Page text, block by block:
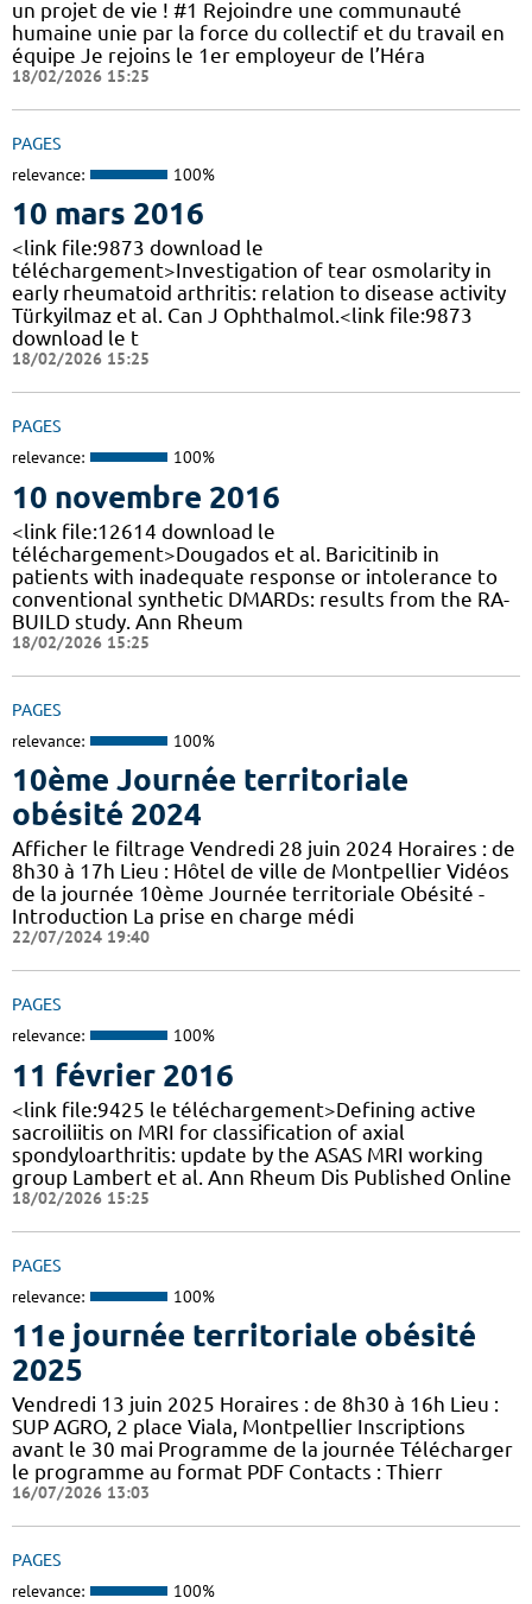
un projet de vie ! #1 Rejoindre une communauté
humaine unie par la force du collectif et du travail en
équipe Je rejoins le 1er employeur de l’Héra
18/02/2026 15:25
PAGES
relevance: 100%
10 mars 2016
<link file:9873 download le
téléchargement>Investigation of tear osmolarity in
early rheumatoid arthritis: relation to disease activity
Türkyilmaz et al. Can J Ophthalmol.<link file:9873
download le t
18/02/2026 15:25
PAGES
relevance: 100%
10 novembre 2016
<link file:12614 download le
téléchargement>Dougados et al. Baricitinib in
patients with inadequate response or intolerance to
conventional synthetic DMARDs: results from the RA-
BUILD study. Ann Rheum
18/02/2026 15:25
PAGES
relevance: 100%
10ème Journée territoriale
obésité 2024
Afficher le filtrage Vendredi 28 juin 2024 Horaires : de
8h30 à 17h Lieu : Hôtel de ville de Montpellier Vidéos
de la journée 10ème Journée territoriale Obésité -
Introduction La prise en charge médi
22/07/2024 19:40
PAGES
relevance: 100%
11 février 2016
<link file:9425 le téléchargement>Defining active
sacroiliitis on MRI for classification of axial
spondyloarthritis: update by the ASAS MRI working
group Lambert et al. Ann Rheum Dis Published Online
18/02/2026 15:25
PAGES
relevance: 100%
11e journée territoriale obésité
2025
Vendredi 13 juin 2025 Horaires : de 8h30 à 16h Lieu :
SUP AGRO, 2 place Viala, Montpellier Inscriptions
avant le 30 mai Programme de la journée Télécharger
le programme au format PDF Contacts : Thierr
16/07/2026 13:03
PAGES
relevance: 100%